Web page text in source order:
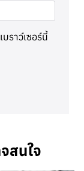
ราว์เซอร์นี้
สนใจ